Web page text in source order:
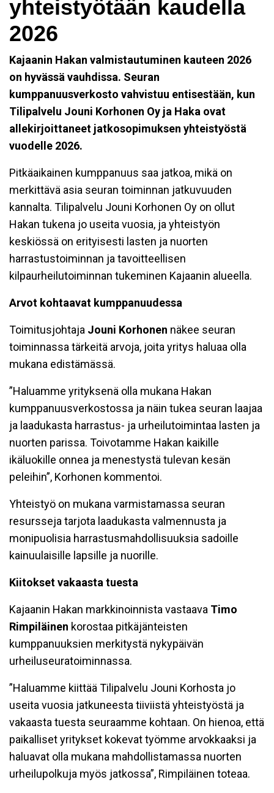
yhteistyötään kaudella
2026
Kajaanin Hakan valmistautuminen kauteen 2026
on hyvässä vauhdissa. Seuran
kumppanuusverkosto vahvistuu entisestään, kun
Tilipalvelu Jouni Korhonen Oy ja Haka ovat
allekirjoittaneet jatkosopimuksen yhteistyöstä
vuodelle 2026.
Pitkäaikainen kumppanuus saa jatkoa, mikä on
merkittävä asia seuran toiminnan jatkuvuuden
kannalta. Tilipalvelu Jouni Korhonen Oy on ollut
Hakan tukena jo useita vuosia, ja yhteistyön
keskiössä on erityisesti lasten ja nuorten
harrastustoiminnan ja tavoitteellisen
kilpaurheilutoiminnan tukeminen Kajaanin alueella.
Arvot kohtaavat kumppanuudessa
Toimitusjohtaja Jouni Korhonen näkee seuran
toiminnassa tärkeitä arvoja, joita yritys haluaa olla
mukana edistämässä.
”Haluamme yrityksenä olla mukana Hakan
kumppanuusverkostossa ja näin tukea seuran laajaa
ja laadukasta harrastus- ja urheilutoimintaa lasten ja
nuorten parissa. Toivotamme Hakan kaikille
ikäluokille onnea ja menestystä tulevan kesän
peleihin”, Korhonen kommentoi.
Yhteistyö on mukana varmistamassa seuran
resursseja tarjota laadukasta valmennusta ja
monipuolisia harrastusmahdollisuuksia sadoille
kainuulaisille lapsille ja nuorille.
Kiitokset vakaasta tuesta
Kajaanin Hakan markkinoinnista vastaava Timo
Rimpiläinen korostaa pitkäjänteisten
kumppanuuksien merkitystä nykypäivän
urheiluseuratoiminnassa.
”Haluamme kiittää Tilipalvelu Jouni Korhosta jo
useita vuosia jatkuneesta tiiviistä yhteistyöstä ja
vakaasta tuesta seuraamme kohtaan. On hienoa, että
paikalliset yritykset kokevat työmme arvokkaaksi ja
haluavat olla mukana mahdollistamassa nuorten
urheilupolkuja myös jatkossa”, Rimpiläinen toteaa.